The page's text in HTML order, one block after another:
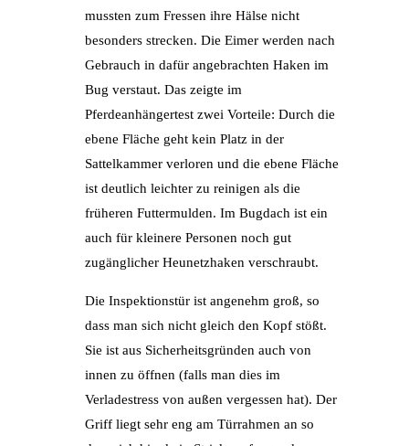
mussten zum Fressen ihre Hälse nicht
besonders strecken. Die Eimer werden nach
Gebrauch in dafür angebrachten Haken im
Bug verstaut. Das zeigte im
Pferdeanhängertest zwei Vorteile: Durch die
ebene Fläche geht kein Platz in der
Sattelkammer verloren und die ebene Fläche
ist deutlich leichter zu reinigen als die
früheren Futtermulden. Im Bugdach ist ein
auch für kleinere Personen noch gut
zugänglicher Heunetzhaken verschraubt.
Die Inspektionstür ist angenehm groß, so
dass man sich nicht gleich den Kopf stößt.
Sie ist aus Sicherheitsgründen auch von
innen zu öffnen (falls man dies im
Verladestress von außen vergessen hat). Der
Griff liegt sehr eng am Türrahmen an so